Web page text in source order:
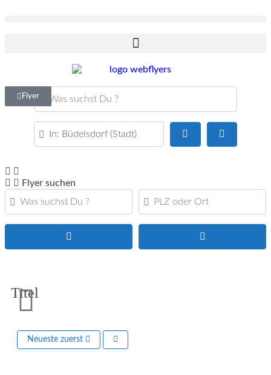
Flyer
PLZ oder Ort
Flyer suchen
Was suchst Du ?
PLZ oder Ort
Titel
Neueste zuerst